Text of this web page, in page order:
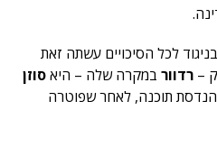
לכל הסיכויים עשתה זאת
– רדוור במקרה שלה – היאסוזן
תוכנה, לאחר שפוטרה